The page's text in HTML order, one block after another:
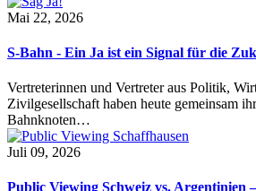
Mai 22, 2026
S-Bahn - Ein Ja ist ein Signal für die
Vertreterinnen und Vertreter aus Politik,
Zivilgesellschaft haben heute gemeinsam
Bahnknoten…
Juli 09, 2026
Public Viewing Schweiz vs. Argentinien